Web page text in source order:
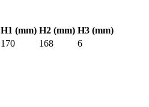
H1 (mm) H2 (mm) H3 (mm)
170 168 6